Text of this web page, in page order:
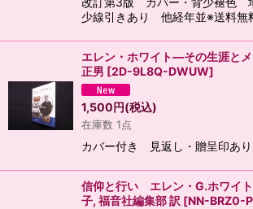
少線引きあり 他経年並※送料無
エレン・ホワイト―その生涯と
正男 [2D-9L8Q-DWUW]
1,500円(税込)
在庫数 1点
カバー付き 見返し・贈呈印あ
信仰と行い エレン・G.ホワイ
子, 福音社編集部 訳 [NN-BRZ0-